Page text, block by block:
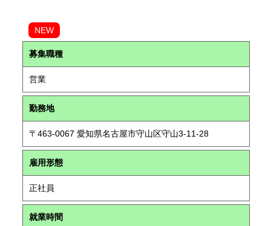
NEW
募集職種
営業
勤務地
〒463-0067 愛知県名古屋市守山区守山3-11-28
雇用形態
正社員
就業時間